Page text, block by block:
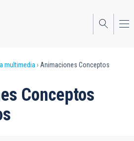
multimedia
Animaciones Conceptos
Conceptos